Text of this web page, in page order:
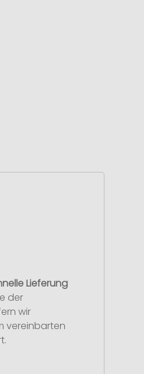
Lieferung
der
wir
vereinbarten